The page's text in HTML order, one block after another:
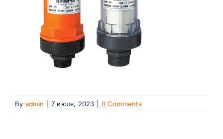
Контакты
By admin 7 июля, 2023 0 Comments